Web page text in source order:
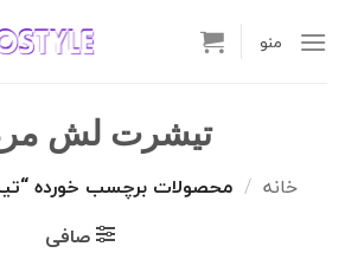
منو
تیشرت لش
خانه /محصولات برچسب خورده
صافی